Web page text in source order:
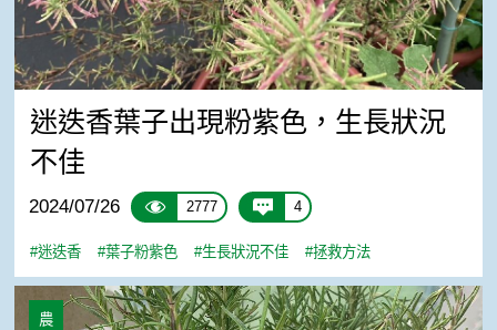
迷迭香葉子出現粉紫色，生長狀況
不佳
2024/07/26 2777 4
#迷迭香 #葉子粉紫色 #生長狀況不佳 #拯救方法
植物從根部開始枯萎
農